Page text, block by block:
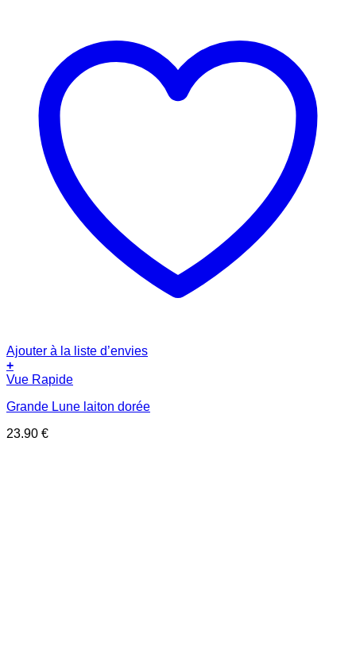
Ajouter à la liste d’envies
+
Vue Rapide
Grande Lune laiton dorée
23.90 €